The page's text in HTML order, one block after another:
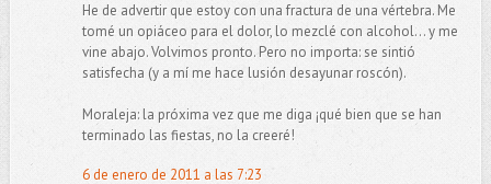
He de advertir que estoy con una fractura de una vértebra. Me
tomé un opiáceo para el dolor, lo mezclé con alcohol... y me
vine abajo. Volvimos pronto. Pero no importa: se sintió
satisfecha (y a mí me hace lusión desayunar roscón).
Moraleja: la próxima vez que me diga ¡qué bien que se han
terminado las fiestas, no la creeré!
6 de enero de 2011 a las 7:23